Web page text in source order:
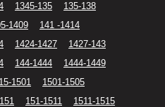
1345-135
135-138
1409
141 -1414
1424-1427
1427-143
144-1444
1444-1449
15-1501
1501-1505
151-1511
1511-1515